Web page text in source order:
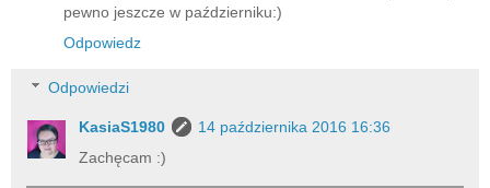
pewno jeszcze w październiku:)
Odpowiedz
Odpowiedzi
KasiaS1980
14 października 2016 16:36
Zachęcam :)